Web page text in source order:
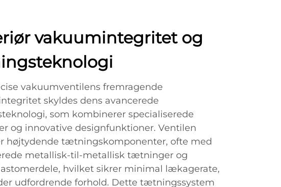
vakuumintegritet og
vakuumventilens fremragende
skyldes dens avancerede
som kombinerer specialiserede
og innovative designfunktioner. Ventilen
højtydende tætningskomponenter, ofte med
metallisk-til-metallisk tætninger og
hvilket sikrer minimal lækagerate,
udfordrende forhold. Dette tætningssystem